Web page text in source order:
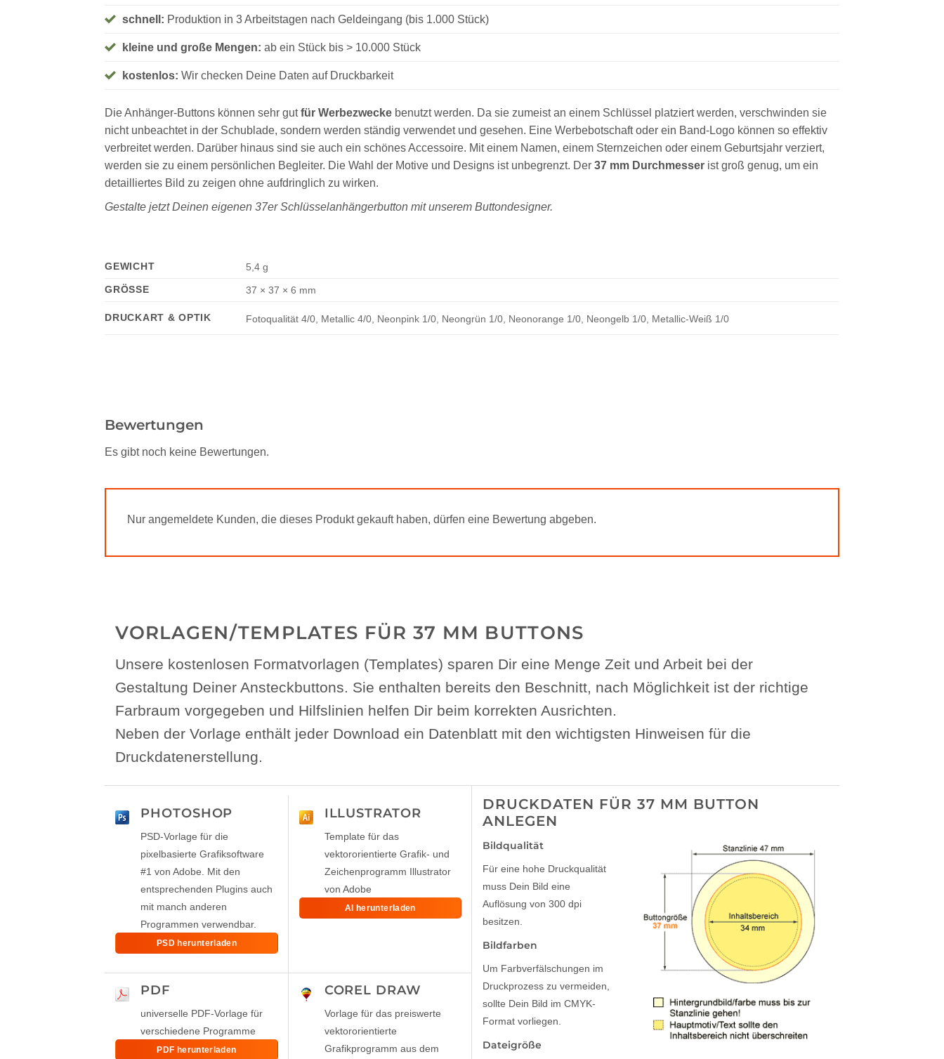
schnell: Produktion in 3 Arbeitstagen nach Geldeingang (bis 1.000 Stück)
kleine und große Mengen: ab ein Stück bis > 10.000 Stück
kostenlos: Wir checken Deine Daten auf Druckbarkeit
Die Anhänger-Buttons können sehr gutfür Werbezwecke benutzt werden. Da sie zumeist an einem Schlüssel platziert werden, verschwinden sie
nicht unbeachtet in der Schublade, sondern werden ständig verwendet und gesehen. Eine Werbebotschaft oder ein Band-Logo können so effektiv
verbreitet werden. Darüber hinaus sind sie auch ein schönes Accessoire. Mit einem Namen, einem Sternzeichen oder einem Geburtsjahr verziert,
werden sie zu einem persönlichen Begleiter. Die Wahl der Motive und Designs ist unbegrenzt. Der37 mm Durchmesser ist groß genug, um ein
detailliertes Bild zu zeigen ohne aufdringlich zu wirken.
Gestalte jetzt Deinen eigenen 37er Schlüsselanhängerbutton mit unserem Buttondesigner.
GEWICHT
5,4 g
GRÖSSE
37 × 37 × 6 mm
DRUCKART & OPTIK Fotoqualität 4/0, Metallic 4/0, Neonpink 1/0, Neongrün 1/0, Neonorange 1/0, Neongelb 1/0, Metallic-Weiß 1/0
Bewertungen
Es gibt noch keine Bewertungen.
Nur angemeldete Kunden, die dieses Produkt gekauft haben, dürfen eine Bewertung abgeben.
VORLAGEN/TEMPLATES FÜR 37 MM BUTTONS
Unsere kostenlosen Formatvorlagen (Templates) sparen Dir eine Menge Zeit und Arbeit bei der
Gestaltung Deiner Ansteckbuttons. Sie enthalten bereits den Beschnitt, nach Möglichkeit ist der richtige
Farbraum vorgegeben und Hilfslinien helfen Dir beim korrekten Ausrichten.
Neben der Vorlage enthält jeder Download ein Datenblatt mit den wichtigsten Hinweisen für die
Druckdatenerstellung.
PHOTOSHOP
PSD-Vorlage für die
pixelbasierte Grafiksoftware
#1 von Adobe. Mit den
entsprechenden Plugins auch
mit manch anderen
Programmen verwendbar.
PSD herunterladen
ILLUSTRATOR
Template für das
vektororientierte Grafik- und
Zeichenprogramm Illustrator
von Adobe
AI herunterladen
PDF
universelle PDF-Vorlage für
verschiedene Programme
PDF herunterladen
COREL DRAW
Vorlage für das preiswerte
vektororientierte
Grafikprogramm aus dem
DRUCKDATEN FÜR 37 MM BUTTON
ANLEGEN
Bildqualität
Für eine hohe Druckqualität
muss Dein Bild eine
Auflösung von 300 dpi
besitzen.
Bildfarben
Um Farbverfälschungen im
Druckprozess zu vermeiden,
sollte Dein Bild im CMYK-
Format vorliegen.
Dateigröße